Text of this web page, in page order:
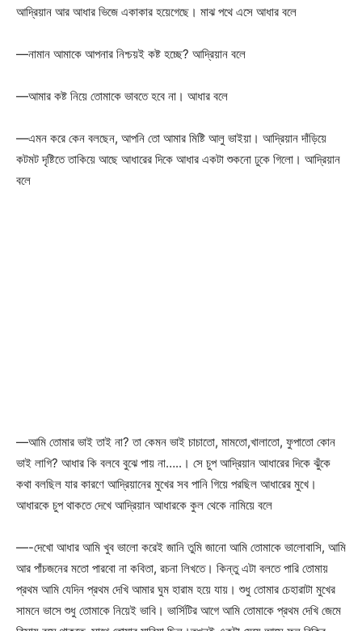
আদ্রিয়ান আর আধার ভিজে একাকার হয়েগেছে। মাঝ পথে এসে আধার বলে
—নামান আমাকে আপনার নিশ্চয়ই কষ্ট হচ্ছে? আদ্রিয়ান বলে
—আমার কষ্ট নিয়ে তোমাকে ভাবতে হবে না। আধার বলে
—এমন করে কেন বলছেন, আপনি তো আমার মিষ্টি আলু ভাইয়া। আদ্রিয়ান দাঁড়িয়ে
কটমট দৃষ্টিতে তাকিয়ে আছে আধারের দিকে আধার একটা শুকনো ঢুকে গিলো। আদ্রিয়ান
বলে
—আমি তোমার ভাই তাই না? তা কেমন ভাই চাচাতো, মামতো,খালাতো, ফুপাতো কোন
ভাই লাগি? আধার কি বলবে বুঝে পায় না…..। সে চুপ আদ্রিয়ান আধারের দিকে ঝুঁকে
কথা বলছিল যার কারণে আদ্রিয়ানের মুখের সব পানি গিয়ে পরছিল আধারের মুখে।
আধারকে চুপ থাকতে দেখে আদ্রিয়ান আধারকে কুল থেকে নামিয়ে বলে
—-দেখো আধার আমি খুব ভালো করেই জানি তুমি জানো আমি তোমাকে ভালোবাসি, আমি
আর পাঁচজনের মতো পারবো না কবিতা, রচনা লিখতে। কিন্তু এটা বলতে পারি তোমায়
প্রথম আমি যেদিন প্রথম দেখি আমার ঘুম হারাম হয়ে যায়। শুধু তোমার চেহারাটা মুখের
সামনে ভাসে শুধু তোমাকে নিয়েই ভাবি। ভার্সিটির আগে আমি তোমাকে প্রথম দেখি জেমে